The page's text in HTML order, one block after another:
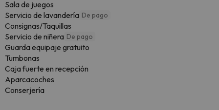
Sala de juegos
Servicio de lavandería De pago
Consignas/Taquillas
Servicio de niñera De pago
Guarda equipaje gratuito
Tumbonas
Caja fuerte en recepción
Aparcacoches
Conserjería